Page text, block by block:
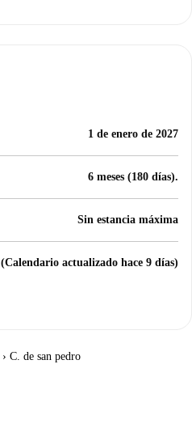
1 de enero de 2027
6 meses (180 días).
Sin estancia máxima
(Calendario actualizado hace 9 días)
› C. de san pedro